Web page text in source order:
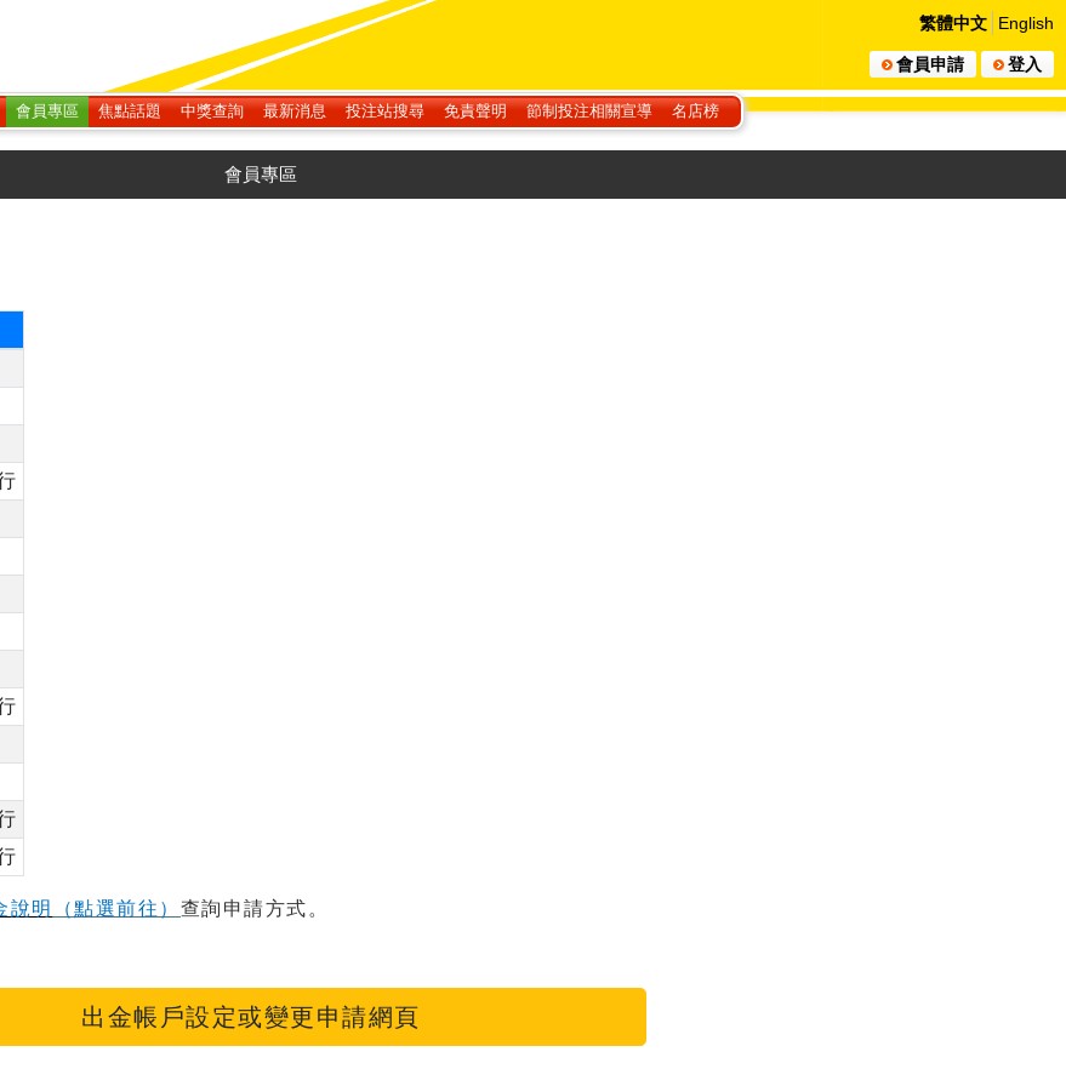
繁體中文 English
會員申請 登入
會員專區 焦點話題 中獎查詢 最新消息 投注站搜尋 免責聲明 節制投注相關宣導 名店榜
會員專區
說明 （點選前往） 查詢申請方式。
出金帳戶設定或變更申請網頁